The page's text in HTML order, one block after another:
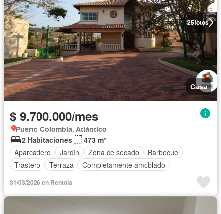
25fotos
Casa
$ 9.700.000/mes
Puerto Colombia, Atlántico
2 Habitaciones
473 m²
Aparcadero
Jardín Zona de secado
Barbecue
Trastero
Terraza Completamente amoblado
31/03/2026 en Rentola